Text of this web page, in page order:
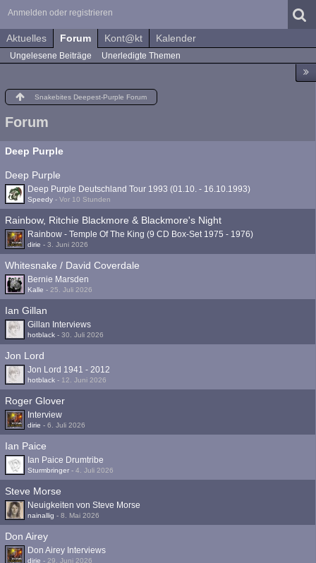
Anmelden oder registrieren
Aktuelles Forum Kont@kt Kalender
Ungelesene Beiträge Unerledigte Themen
Snakebites Deepest-Purple Forum
Forum
Deep Purple
Deep Purple
Deep Purple Deutschland Tour 1993 (01.10. - 16.10.1993)
Speedy - Vor 10 Stunden
Rainbow, Ritchie Blackmore & Blackmore's Night
Rainbow - Temple Of The King (9 CD Box-Set 1975 - 1976)
dirie - 3. Juni 2026
Whitesnake / David Coverdale
Bernie Marsden
Kalle - 25. Juli 2026
Ian Gillan
Gillan Interviews
hotblack - 30. Juli 2026
Jon Lord
Jon Lord 1941 - 2012
hotblack - 12. Juni 2026
Roger Glover
Interview
dirie - 6. Juli 2026
Ian Paice
Ian Paice Drumtribe
Sturmbringer - 4. Juli 2026
Steve Morse
Neuigkeiten von Steve Morse
nainallig - 8. Mai 2026
Don Airey
Don Airey Interviews
dirie - 29. Juni 2026